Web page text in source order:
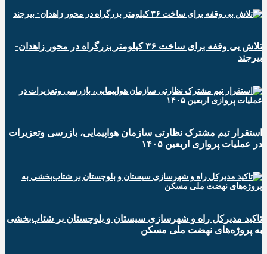
تلاش بی وقفه برای ساخت ۳۶ کیلومتر بزرگراه در محور زاهدان-
بیرجند
استقرار تیم مشترک نظارتی سازمان هواپیمایی، بازرسی وتعزیرات
در عملیات پروازی اربعین ۱۴۰۵
تاکید مدیرکل راه و شهرسازی سیستان و بلوچستان بر شتاب‌بخشی
به پروژه‌های نهضت ملی مسکن